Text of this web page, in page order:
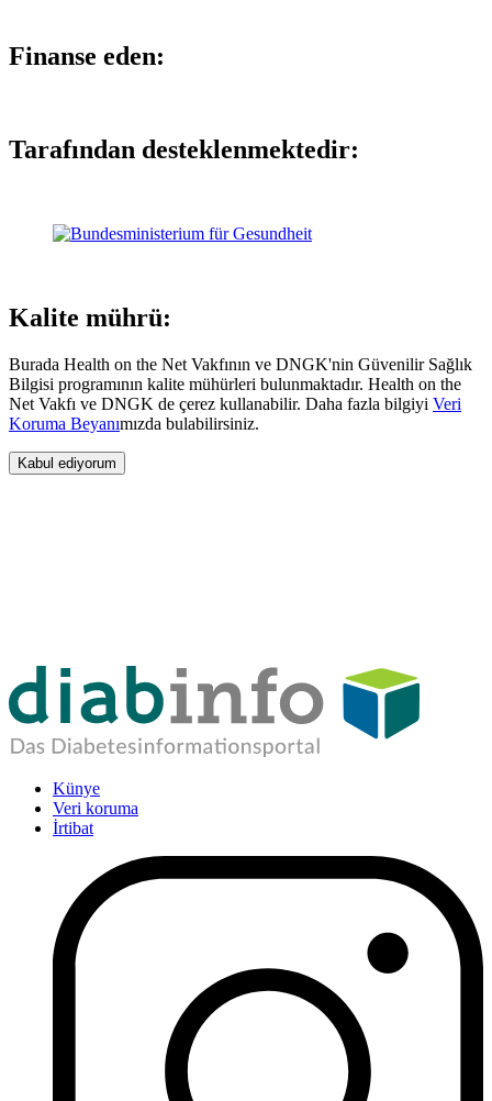
Finanse eden:
Tarafından desteklenmektedir:
Kalite mührü:
Burada Health on the Net Vakfının ve DNGK'nin Güvenilir Sağlık
Bilgisi programının kalite mühürleri bulunmaktadır. Health on the
Net Vakfı ve DNGK de çerez kullanabilir. Daha fazla bilgiyi Veri
Koruma Beyanımızda bulabilirsiniz.
Kabul ediyorum
Künye
Veri koruma
İrtibat